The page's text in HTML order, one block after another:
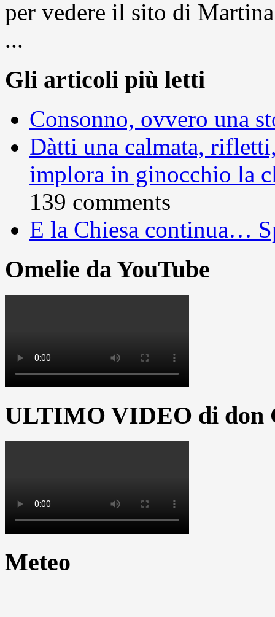
per vedere il sito di
...
Gli articoli più letti
Consonno, ovvero una
Dàtti una calmata,
implora in ginocchio la
139 comments
E la Chiesa continua…
Omelie da YouTube
ULTIMO VIDEO di don
Meteo